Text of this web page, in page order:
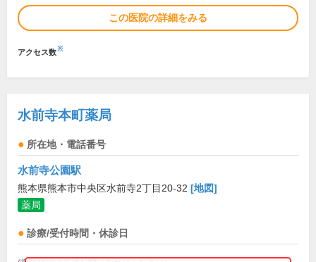
この医院の詳細をみる
アクセス数※
水前寺本町薬局
所在地・電話番号
水前寺公園駅
熊本県熊本市中央区水前寺2丁目20-32 [地図]
薬局
診療/受付時間・休診日